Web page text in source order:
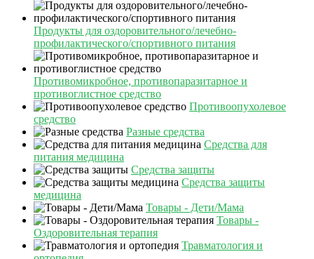
Продукты для оздоровительного/лечебно-
профилактического/спортивного питания
Противомикробное, противопаразитарное и
противоглистное средство
Противоопухолевое
средство
Разные средства
Средства для
питания медицина
Средства защиты
Средства защиты
медицина
Товары - Дети/Мама
Товары -
Оздоровительная терапия
Травматология и